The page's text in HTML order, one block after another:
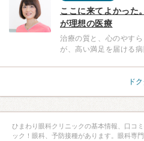
ここに来てよかった
が理想の医療
治療の質と、心のやす
が、高い満足を届ける
ド
ひまわり眼科クリニックの基本情報、口コ
ック！眼科、予防接種があります。眼科専